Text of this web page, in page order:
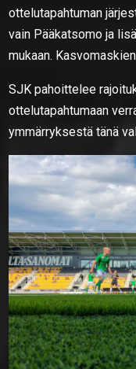
ottelutapahtuman
vain Pääkatsomo ja
mukaan.
SJK pahoittelee
ottelutapahtumaan
ymmärryksestä tänä